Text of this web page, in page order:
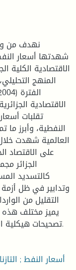
نهدف من
الاقتصادية الكلية
المنهج
الاقتصادية
تقلبات
النفطية، وأبرز
العالمية شهدت
على الاقتصاد
كالتسديد
التقليل من
يميز مختلف هذه
تصحيحات هيكلية السبيل الأنجع للتخلص من الهيمنة النفطية.
أسعار النفط ;